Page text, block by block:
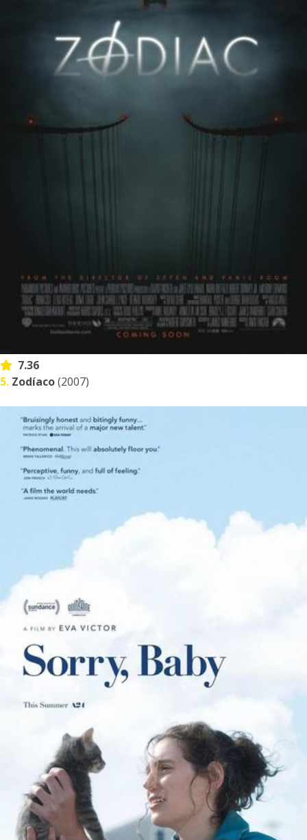
7.36
5. Zodíaco(2007)